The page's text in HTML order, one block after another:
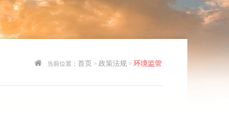
当前位置： 首页 > 政策法规 > 环境监管